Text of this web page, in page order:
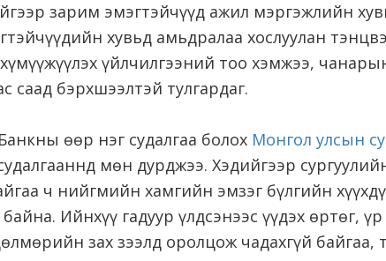
зарим эмэгтэйчүүд ажил мэргэжлийн
хувьд амьдралаа хослуулан
үйлчилгээний тоо хэмжээ,
саад бэрхшээлтэй тулгардаг.
өөр нэг судалгаа болох Монгол улсын
мөн дурджээ. Хэдийгээр
ч нийгмийн хамгийн эмзэг бүлгийн
байна. Ийнхүү гадуур үлдсэнээс үүдэх өртөг,
зах зээлд оролцож чадахгүй байгаа,